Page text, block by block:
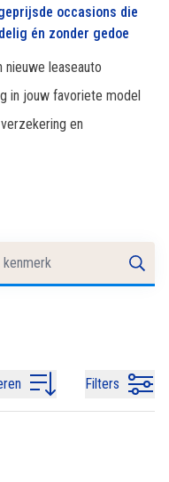
occasions die
én zonder gedoe
nieuwe leaseauto
in jouw favoriete model
en
Filters